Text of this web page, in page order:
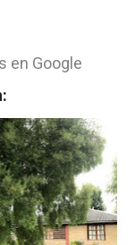
en Google